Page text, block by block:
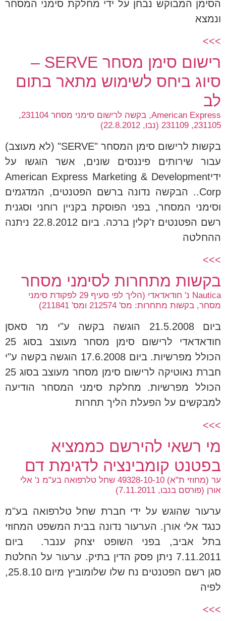
הסימן המבוקש נבחן על ידי מחלקת סימני המסחר
ונמצא
>>>
רישום סימן מסחר SERVE –
סיוג ביחס לשימוש מתאר בתום
לב
American Express, בקשה לרישום סימני מסחר 231104,
231105, 231109 (נבו, 22.8.2012)
בקשות לרישום סימן המסחר "SERVE" (לא מעוצב)
עבור שירותים פיננסים שונים, אשר הוגשו על
ידיAmerican Express Marketing & Development
Corp.. הבקשה נדונה ברשם הפטנטים, המדגמים
וסימני המסחר, בפני הפוסקת בקניין רוחני וסגנית
רשם הפטנטים ז'קלין ברכה. ביום 22.8.2012 ניתנה
ההחלטה
>>>
בקשות מתחרות לסימני מסחר
Nautica נ' חודאדאדי (הליך לפי סעיף 29 לפקודת סימני
מסחר, בקשות מתחרות: מס' 212574 ומס' 211841)
ביום 21.5.2008 הוגשה בקשה ע"י מר סאסן
חודאדאדי לרישום סימן מסחר מעוצב בסוג 25
הכולל מפרשיות. ביום 17.6.2008 הוגשה בקשה ע"י
חברת נאוטיקה לרישום סימן מסחר מעוצב בסוג 25
הכולל מפרשיות. מחלקת סימני המסחר הודיעה
למבקשים על הפעלת הליך תחרות
>>>
מי רשאי להירשם כממציא
בפטנט קומבינציה לדגימת דם
ער (מחוזי ת"א) 49328-10-10 שחל טלרפואה בע"מ נ' אלי
אורן (פורסם בנבו, 7.11.2011)
ערעור שהוגש על ידי חברת שחל טלרפואה בע"מ
כנגד אלי אורן. הערעור נדונה בבית המשפט המחוזי
בתל אביב, בפני השופט יצחק ענבר. ביום
7.11.2011 ניתן פסק הדין בתיק. ערעור על החלטת
סגן רשם הפטנטים נח שלו שלומוביץ מיום 25.8.10,
לפיה
>>>